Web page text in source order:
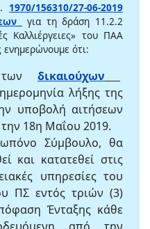
1970/156310/27-06-2019
για τη δράση 11.2.2
Καλλιέργειες» του ΠΑΑ
ότι:
των δικαιούχων
λήξης της
υποβολή αιτήσεων
18η Μαΐου 2019.
Σύμβουλο, θα
και κατατεθεί στις
υπηρεσίες του
ΠΣ εντός τριών (3)
Ένταξης κάθε